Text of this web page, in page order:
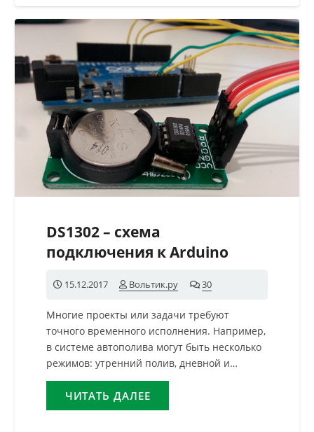
DS1302 – схема
подключения к Arduino
15.12.2017 Вольтик.ру 30
Многие проекты или задачи требуют
точного временного исполнения. Например,
в системе автополива могут быть несколько
режимов: утренний полив, дневной и…
ЧИТАТЬ ДАЛЕЕ